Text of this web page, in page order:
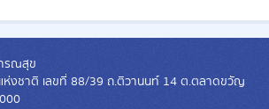
รณสุข
ห่งชาติ เลขที่ 88/39 ถ.ติวานนท์ 14 ต.ตลาดขวัญ